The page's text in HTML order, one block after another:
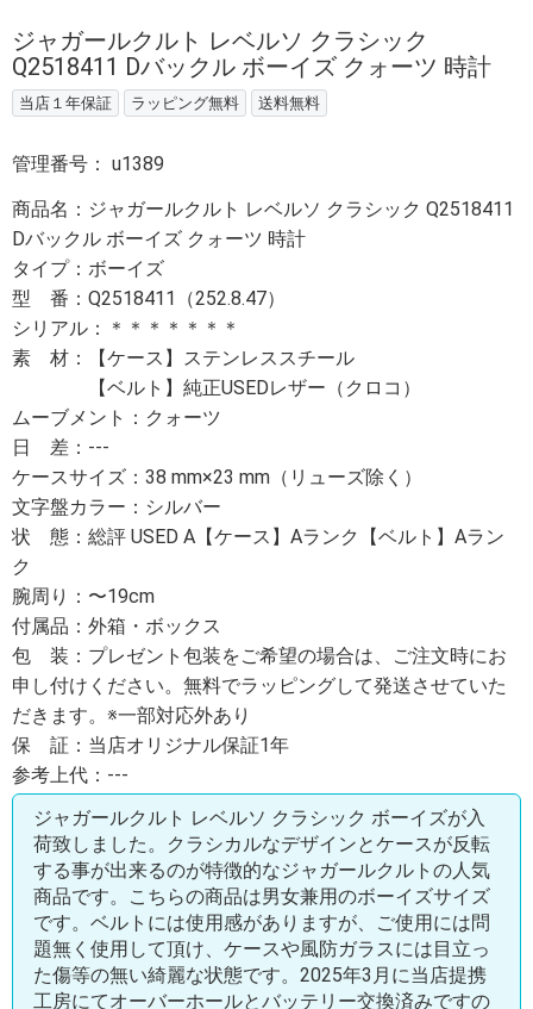
ジャガールクルト レベルソ クラシック
Q2518411 Dバックル ボーイズ クォーツ 時計
当店１年保証 ラッピング無料 送料無料
管理番号： u1389
商品名：ジャガールクルト レベルソ クラシック Q2518411
Dバックル ボーイズ クォーツ 時計
タイプ：ボーイズ
型 番：Q2518411（252.8.47）
シリアル：＊＊＊＊＊＊＊
素 材：【ケース】ステンレススチール
【ベルト】純正USEDレザー（クロコ）
ムーブメント：クォーツ
日 差：---
ケースサイズ：38 mm×23 mm（リューズ除く）
文字盤カラー：シルバー
状 態：総評 USED A【ケース】Aランク【ベルト】Aラン
ク
腕周り：〜19cm
付属品：外箱・ボックス
包 装：プレゼント包装をご希望の場合は、ご注文時にお
申し付けください。無料でラッピングして発送させていた
だきます。※一部対応外あり
保 証：当店オリジナル保証1年
参考上代：---
ジャガールクルト レベルソ クラシック ボーイズが入
荷致しました。クラシカルなデザインとケースが反転
する事が出来るのが特徴的なジャガールクルトの人気
商品です。こちらの商品は男女兼用のボーイズサイズ
です。ベルトには使用感がありますが、ご使用には問
題無く使用して頂け、ケースや風防ガラスには目立っ
た傷等の無い綺麗な状態です。2025年3月に当店提携
工房にてオーバーホールとバッテリー交換済みですの